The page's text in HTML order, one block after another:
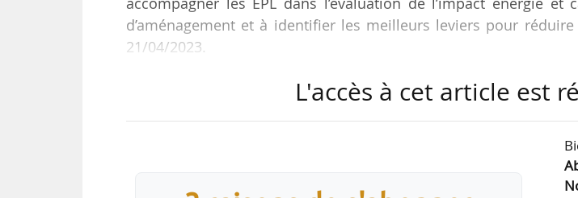
d’aménagement et à identifier les meilleurs leviers pour
21/04/2023.
Organisé avec le soutien de l’Ademe, cet AMI doit permettre
cycle de vie des projets d’aménagement qui permet de calculer
L'accès à cet article est